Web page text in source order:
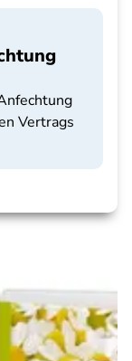
Vertrags